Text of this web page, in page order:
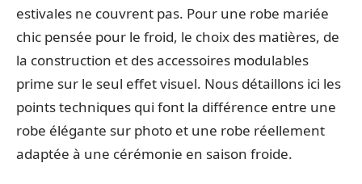
estivales ne couvrent pas. Pour une robe mariée
chic pensée pour le froid, le choix des matières, de
la construction et des accessoires modulables
prime sur le seul effet visuel. Nous détaillons ici les
points techniques qui font la différence entre une
robe élégante sur photo et une robe réellement
adaptée à une cérémonie en saison froide.